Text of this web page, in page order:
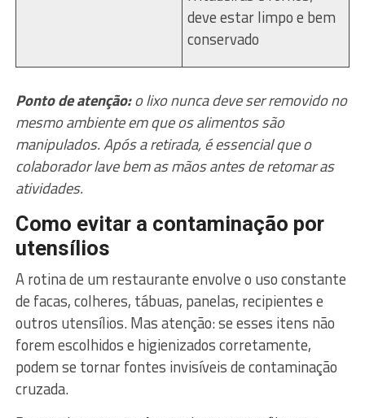
deve estar limpo e bem
conservado
Ponto de atenção:o lixo nunca deve ser removido no
mesmo ambiente em que os alimentos são
manipulados. Após a retirada, é essencial que o
colaborador lave bem as mãos antes de retomar as
atividades.
Como evitar a contaminação por
utensílios
A rotina de um restaurante envolve o uso constante
de facas, colheres, tábuas, panelas, recipientes e
outros utensílios. Mas atenção: se esses itens não
forem escolhidos e higienizados corretamente,
podem se tornar fontes invisíveis de contaminação
cruzada.